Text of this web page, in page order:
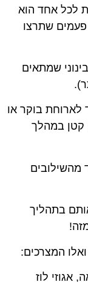
לכל אחד הוא
שתרצו
שמתאים
לארוחת בוקר או
קטן במהלך
בתהליך
המצרכים:
אגוזי לוז